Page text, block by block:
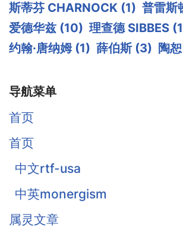
斯蒂芬 CHARNOCK (1) 普雷斯
爱德华兹 (10) 理查德 SIBBES
约翰·唐纳姆 (1) 薛伯斯 (3) 陶恕
导航菜单
首页
首页
中文rtf-usa
中英monergism
属灵文章